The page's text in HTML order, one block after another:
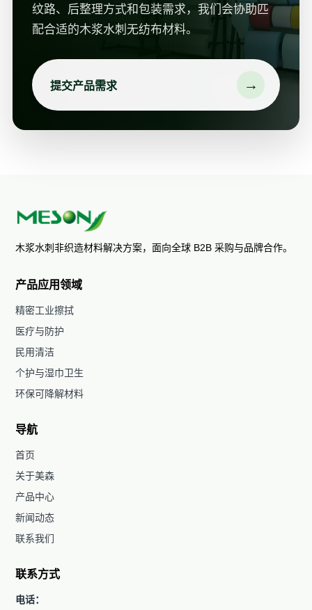
纹路、后整理方式和包装需求，我们会协助匹
配合适的木浆水刺无纺布材料。
提交产品需求 →
木浆水刺非织造材料解决方案，面向全球 B2B 采购与品牌合作。
产品应用领域
精密工业擦拭
医疗与防护
民用清洁
个护与湿巾卫生
环保可降解材料
导航
首页
关于美森
产品中心
新闻动态
联系我们
联系方式
电话：